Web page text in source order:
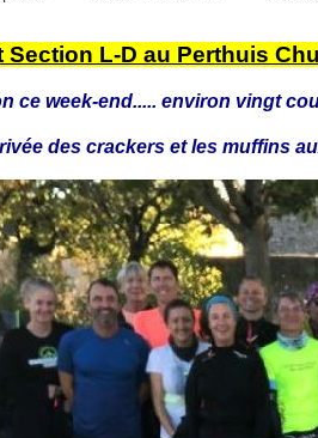
L-D au Perthuis
ce week-end..... environ vingt
des crackers et les muffins